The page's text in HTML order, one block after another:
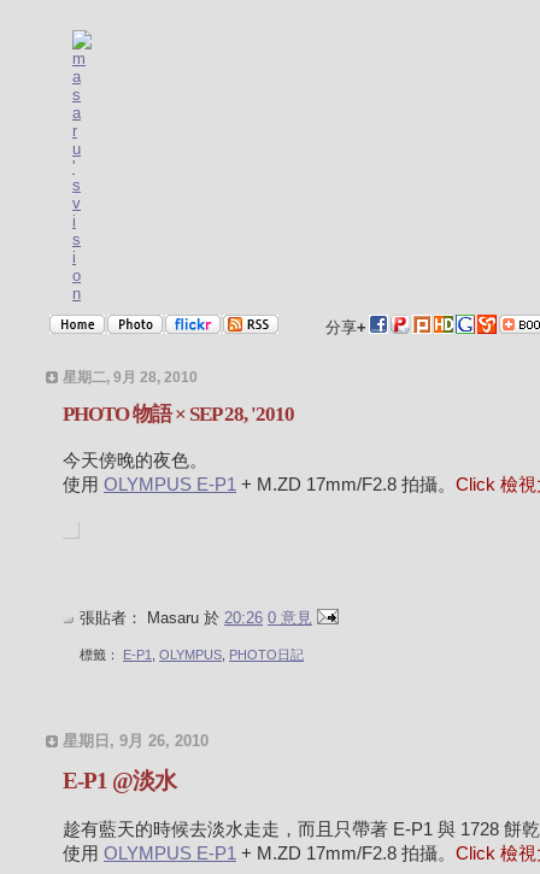
分享+
星期二, 9月 28, 2010
PHOTO 物語 × SEP 28, '2010
今天傍晚的夜色。
使用 OLYMPUS E-P1 + M.ZD 17mm/F2.8 拍攝。 Click 檢
張貼者： Masaru 於 20:26 0 意見
標籤： E-P1, OLYMPUS, PHOTO日記
星期日, 9月 26, 2010
E-P1 @淡水
趁有藍天的時候去淡水走走，而且只帶著 E-P1 與 1728 餅
使用 OLYMPUS E-P1 + M.ZD 17mm/F2.8 拍攝。 Click 檢